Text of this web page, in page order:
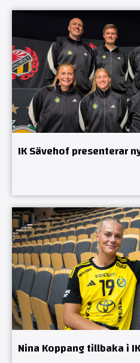
IK Sävehof presenterar
Nina Koppang tillbaka i